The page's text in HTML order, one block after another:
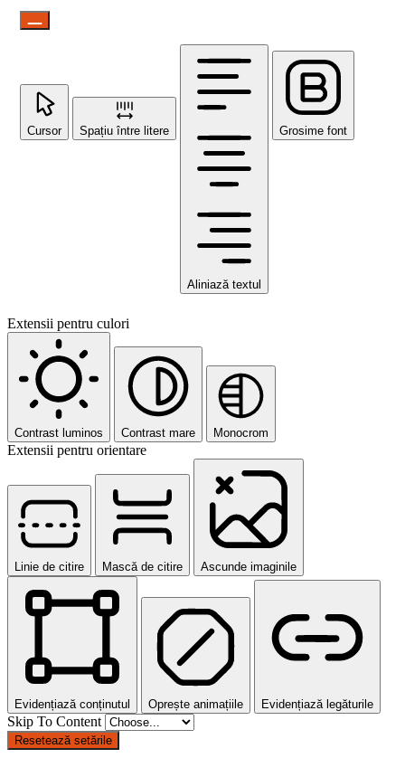
Cursor Spațiu între litere
Aliniază textul
Grosime font
Extensii pentru culori
Contrast luminos Contrast mare Monocrom
Extensii pentru orientare
Linie de citire Mască de citire Ascunde imaginile
Evidențiază conținutul Oprește animațiile Evidențiază legăturile
Skip To Content
Resetează setările